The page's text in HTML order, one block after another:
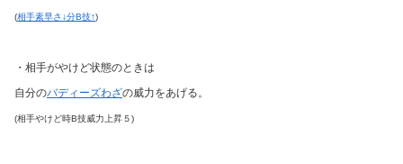
(相手素早さ↓分B技↑)
・相手がやけど状態のときは
自分のバディーズわざの威力をあげる。
(相手やけど時B技威力上昇５)